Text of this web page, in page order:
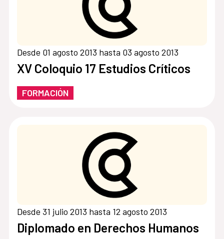
Desde 01 agosto 2013 hasta 03 agosto 2013
XV Coloquio 17 Estudios Críticos
FORMACIÓN
Desde 31 julio 2013 hasta 12 agosto 2013
Diplomado en Derechos Humanos